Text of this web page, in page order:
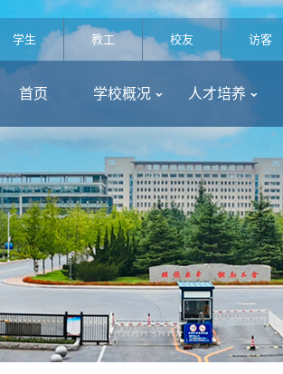
学生 教工 校友 访客
首页 学校概况 人才培养